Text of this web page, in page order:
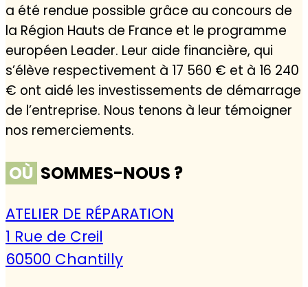
a été rendue possible grâce au concours de
la Région Hauts de France et le programme
européen Leader. Leur aide financière, qui
s’élève respectivement à 17 560 € et à 16 240
€ ont aidé les investissements de démarrage
de l’entreprise. Nous tenons à leur témoigner
nos remerciements.
OÙ SOMMES-NOUS ?
ATELIER DE RÉPARATION
1 Rue de Creil
60500 Chantilly